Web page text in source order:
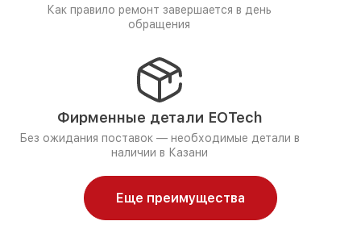
Как правило ремонт завершается в день
обращения
Фирменные детали EOTech
Без ожидания поставок — необходимые детали в
наличии в Казани
Еще преимущества